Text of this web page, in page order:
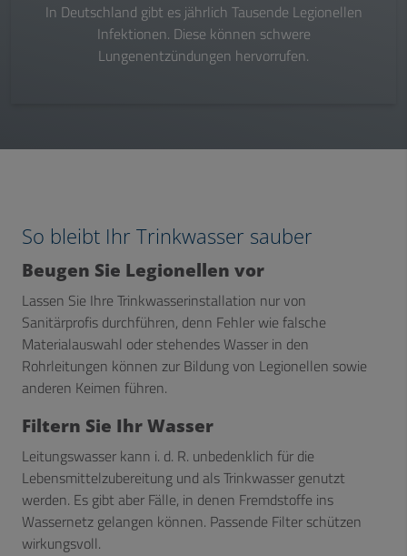
In Deutschland gibt es jährlich Tausende Legionellen
Infektionen. Diese können schwere
Lungenentzündungen hervorrufen.
So bleibt Ihr Trinkwasser sauber
Beugen Sie Legionellen vor
Lassen Sie Ihre Trinkwasserinstallation nur von
Sanitärprofis durchführen, denn Fehler wie falsche
Materialauswahl oder stehendes Wasser in den
Rohrleitungen können zur Bildung von Legionellen sowie
anderen Keimen führen.
Filtern Sie Ihr Wasser
Leitungswasser kann i. d. R. unbedenklich für die
Lebensmittelzubereitung und als Trinkwasser genutzt
werden. Es gibt aber Fälle, in denen Fremdstoffe ins
Wassernetz gelangen können. Passende Filter schützen
wirkungsvoll.